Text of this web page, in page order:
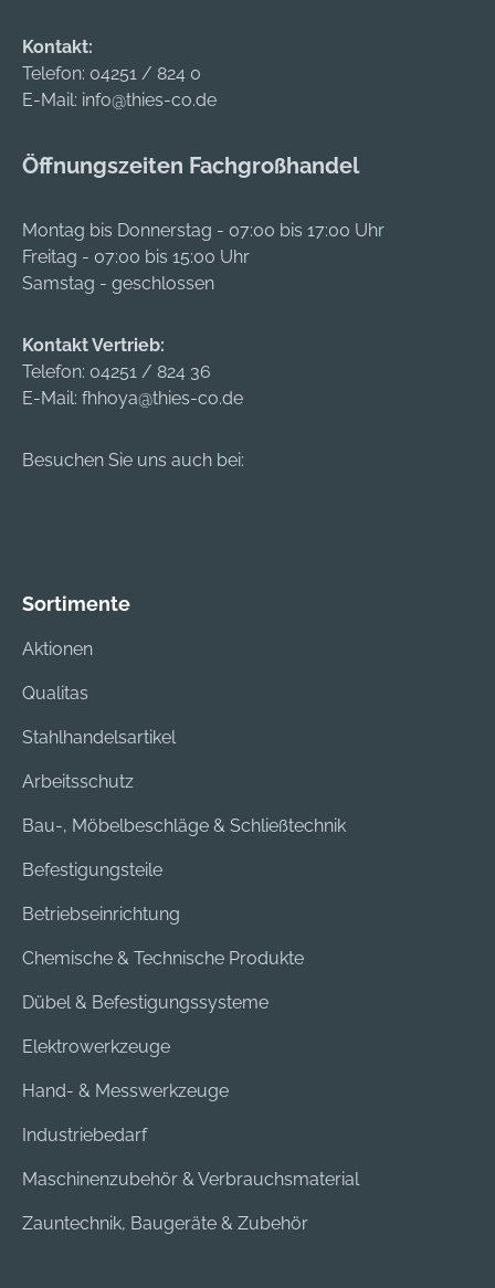
Kontakt:
Telefon: 04251 / 824 0
E-Mail: info@thies-co.de
Öffnungszeiten Fachgroßhandel
Montag bis Donnerstag - 07:00 bis 17:00 Uhr
Freitag - 07:00 bis 15:00 Uhr
Samstag - geschlossen
Kontakt Vertrieb:
Telefon: 04251 / 824 36
E-Mail: fhhoya@thies-co.de
Besuchen Sie uns auch bei:
Sortimente
Aktionen
Qualitas
Stahlhandelsartikel
Arbeitsschutz
Bau-, Möbelbeschläge & Schließtechnik
Befestigungsteile
Betriebseinrichtung
Chemische & Technische Produkte
Dübel & Befestigungssysteme
Elektrowerkzeuge
Hand- & Messwerkzeuge
Industriebedarf
Maschinenzubehör & Verbrauchsmaterial
Zauntechnik, Baugeräte & Zubehör